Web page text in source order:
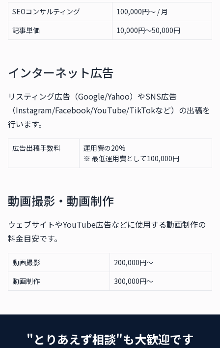
SEOコンサルティング
100,000円〜 / 月
記事単価
10,000円〜50,000円
インターネット広告
リスティング広告（Google/Yahoo）やSNS広告
（Instagram/Facebook/YouTube/TikTokなど）の出稿を
行います。
広告出稿手数料
運用費の20%
※ 最低運用費として100,000円
動画撮影・動画制作
ウェブサイトやYouTube広告などに使用する動画制作の
料金目安です。
動画撮影
200,000円〜
動画制作
300,000円〜
"とりあえず相談"も大歓迎です